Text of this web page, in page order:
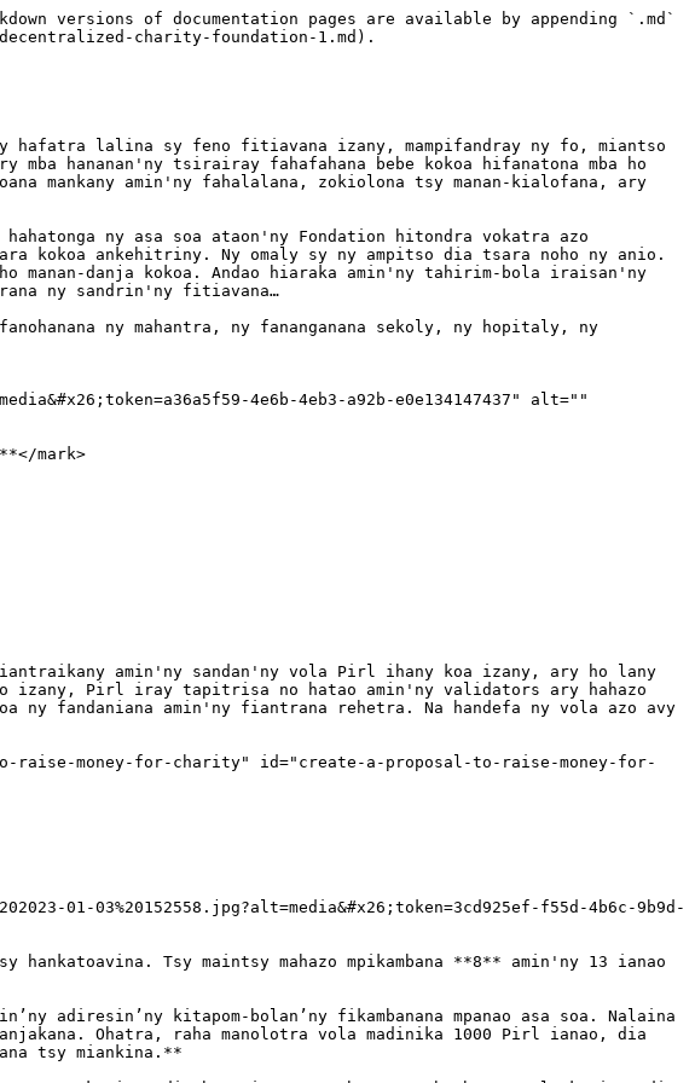
versions of documentation pages are available by appending `.md`
charity-foundation-1.md).
hafatra lalina sy feno fitiavana izany, mampifandray ny fo, miantso
hananan'ny tsirairay fahafahana bebe kokoa hifanatona mba ho
mankany amin'ny fahalalana, zokiolona tsy manan-kialofana, ary
ny asa soa ataon'ny Fondation hitondra vokatra azo
kokoa ankehitriny. Ny omaly sy ny ampitso dia tsara noho ny anio.
manan-danja kokoa. Andao hiaraka amin'ny tahirim-bola iraisan'ny
ny sandrin'ny fitiavana…
ny mahantra, ny fananganana sekoly, ny hopitaly, ny
4e6b-4eb3-a92b-e0e134147437" alt=""
mark>
amin'ny sandan'ny vola Pirl ihany koa izany, ary ho lany
izany, Pirl iray tapitrisa no hatao amin'ny validators ary hahazo
fandaniana amin'ny fiantrana rehetra. Na handefa ny vola azo avy
raise-money-for-charity" id="create-a-proposal-to-raise-money-for-
01-03%20152558.jpg?alt=media&#x26;token=3cd925ef-f55d-4b6c-9b9d-
Tsy maintsy mahazo mpikambana **8** amin'ny 13 ianao
adiresin’ny kitapom-bolan’ny fikambanana mpanao asa soa. Nalaina
Ohatra, raha manolotra vola madinika 1000 Pirl ianao, dia
tsy miankina.**